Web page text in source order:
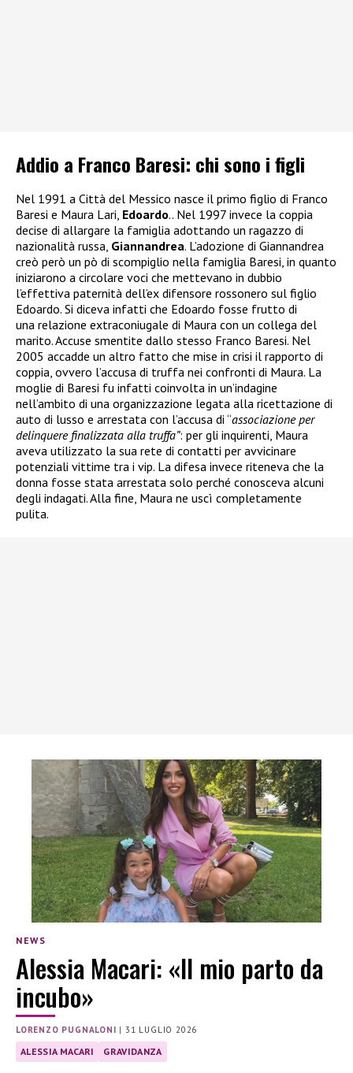
Addio a Franco Baresi: chi sono i figli
Nel 1991 a Città del Messico nasce il primo figlio di Franco
Baresi e Maura Lari, Edoardo.. Nel 1997 invece la coppia
decise di allargare la famiglia adottando un ragazzo di
nazionalità russa, Giannandrea. L’adozione di Giannandrea
creò però un pò di scompiglio nella famiglia Baresi, in quanto
iniziarono a circolare voci che mettevano in dubbio
l’effettiva paternità dell’ex difensore rossonero sul figlio
Edoardo. Si diceva infatti che Edoardo fosse frutto di
una relazione extraconiugale di Maura con un collega del
marito. Accuse smentite dallo stesso Franco Baresi. Nel
2005 accadde un altro fatto che mise in crisi il rapporto di
coppia, ovvero l’accusa di truffa nei confronti di Maura. La
moglie di Baresi fu infatti coinvolta in un’indagine
nell’ambito di una organizzazione legata alla ricettazione di
auto di lusso e arrestata con l’accusa di “associazione per
delinquere finalizzata alla truffa”: per gli inquirenti, Maura
aveva utilizzato la sua rete di contatti per avvicinare
potenziali vittime tra i vip. La difesa invece riteneva che la
donna fosse stata arrestata solo perché conosceva alcuni
degli indagati. Alla fine, Maura ne uscì completamente
pulita.
NEWS
Alessia Macari: «Il mio parto da
incubo»
LORENZO PUGNALONI |31 LUGLIO 2026
ALESSIA MACARI GRAVIDANZA